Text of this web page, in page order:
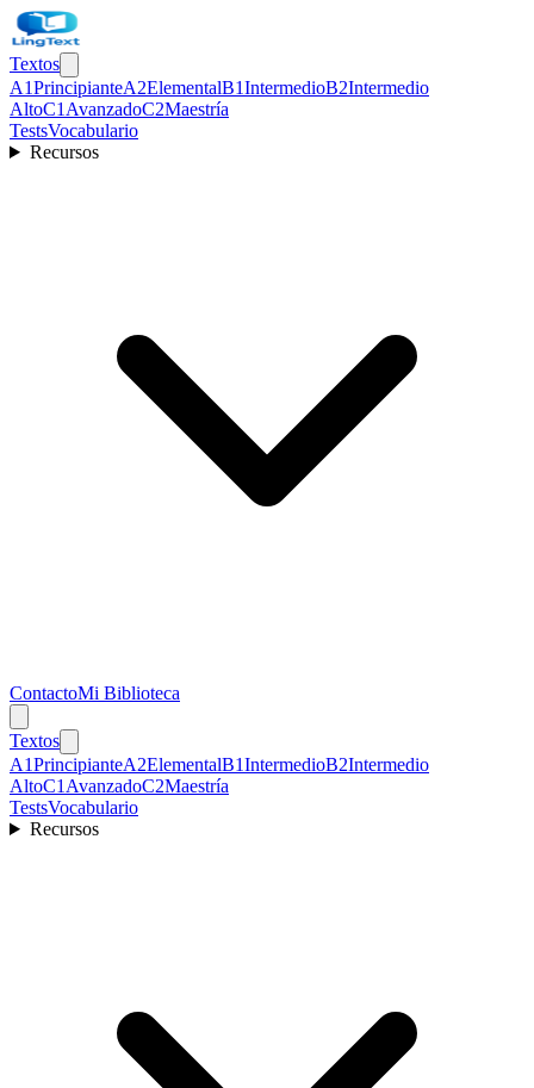
Textos
A1PrincipianteA2ElementalB1IntermedioB2Intermedio
AltoC1 AvanzadoC2Maestría
TestsVocabulario
Recursos
ContactoMi Biblioteca
Textos
A1PrincipianteA2ElementalB1IntermedioB2Intermedio
AltoC1 AvanzadoC2Maestría
TestsVocabulario
Recursos